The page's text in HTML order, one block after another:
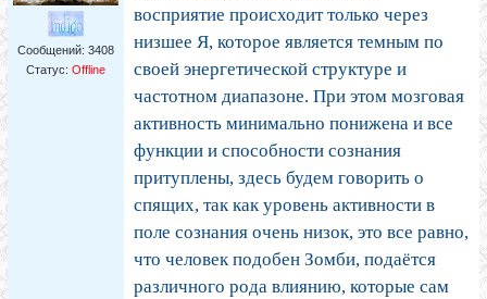
Сообщений: 3408
Статус: Offline
восприятие происходит только через
низшее Я, которое является темным по
своей энергетической структуре и
частотном диапазоне. При этом мозговая
активность минимально понижена и все
функции и способности сознания
притуплены, здесь будем говорить о
спящих, так как уровень активности в
поле сознания очень низок, это все равно,
что человек подобен Зомби, подаётся
различного рода влиянию, которые сам